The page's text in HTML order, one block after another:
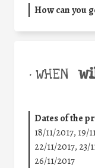
How can you
• WHEN
Dates of the
18/11/2017, 19/
22/11/2017, 23/
26/11/2017